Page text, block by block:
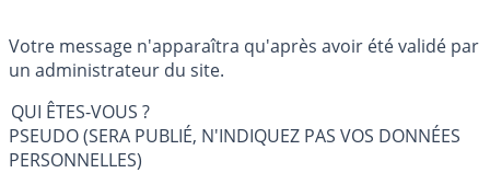
Votre message n'apparaîtra qu'après avoir été validé par
un administrateur du site.
QUI ÊTES-VOUS ?
PSEUDO (SERA PUBLIÉ, N'INDIQUEZ PAS VOS DONNÉES
PERSONNELLES)